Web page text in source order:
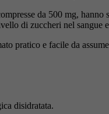
da 500 mg,
di zuccheri nel sangue
pratico e facile da
disidratata.